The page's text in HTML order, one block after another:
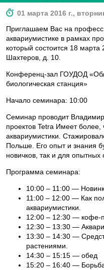
01 марта 2016 г.,
Приглашаем Вас на
аквариумистике в рамках
который состоится 18 марта
Шахтеров, д. 10.
Конференц-зал ГОУДОД
биологическая станция»
Начало семинара: 10:00
Семинар проводит
проектов Tetra Имеет
аквариумистики.
Польше. Его опыт и знания
новичков, так и для опытных
Программа семинара:
10:00 – 11:00 —
11:00 – 12:00 — Как
аквариумистики.
12:00 – 12:30 — кофе-
12:30 – 13:30 —
13:30 – 14:30 —
растениями.
14:30 – 15:15 — обед
15:20 – 16:40 —